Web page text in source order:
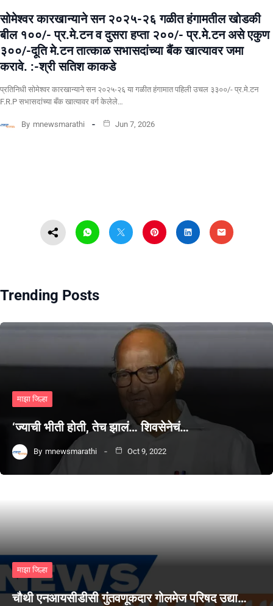
सोमेश्वर कारखान्याने सन २०२५-२६ गळीत हंगामतील खोडकी
बील १००/- प्र.मे.टन व दुसरा हप्ता २००/- प्र.मे.टन असे एकुण
३००/-दूति मे.टन तात्काळ सभासदांच्या बैंक खात्यावर जमा
करावे. :-श्री सतिश काकडे
प्रतिनिधी सोमेश्वर कारखान्याने सन २०२५-२६ या गळीत हंगामात पहिली उचल ३३००/- प्र.मे.टन
F.R.P सभासदांच्या बँक खात्यावर वर्ग केलेले…
By mnewsmarathi Jun 7, 2026
Trending Posts
माझा जिल्हा
‘ज्याची भीती होती, तेच झालं… शिवसेनेचं…
By mnewsmarathi Oct 9, 2022
माझा जिल्हा
चौथी एनआयसीडीसी गुंतवणूकदार गोलमेज परिषद उद्या…